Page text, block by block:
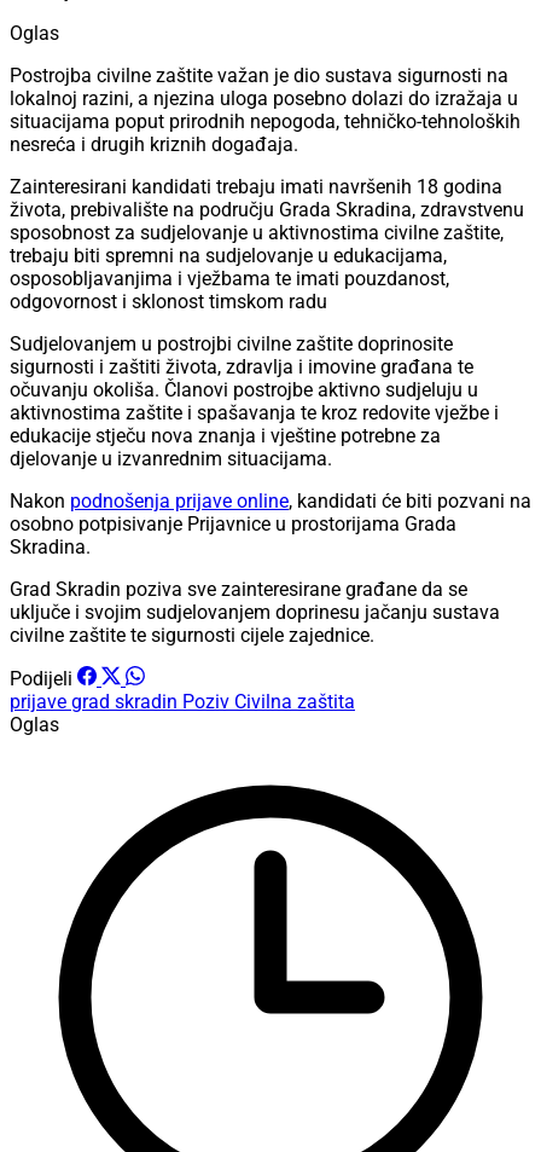
Oglas
Postrojba civilne zaštite važan je dio sustava sigurnosti na
lokalnoj razini, a njezina uloga posebno dolazi do izražaja u
situacijama poput prirodnih nepogoda, tehničko-tehnoloških
nesreća i drugih kriznih događaja.
Zainteresirani kandidati trebaju imati navršenih 18 godina
života, prebivalište na području Grada Skradina, zdravstvenu
sposobnost za sudjelovanje u aktivnostima civilne zaštite,
trebaju biti spremni na sudjelovanje u edukacijama,
osposobljavanjima i vježbama te imati pouzdanost,
odgovornost i sklonost timskom radu
Sudjelovanjem u postrojbi civilne zaštite doprinosite
sigurnosti i zaštiti života, zdravlja i imovine građana te
očuvanju okoliša. Članovi postrojbe aktivno sudjeluju u
aktivnostima zaštite i spašavanja te kroz redovite vježbe i
edukacije stječu nova znanja i vještine potrebne za
djelovanje u izvanrednim situacijama.
Nakon podnošenja prijave online, kandidati će biti pozvani na
osobno potpisivanje Prijavnice u prostorijama Grada
Skradina.
Grad Skradin poziva sve zainteresirane građane da se
uključe i svojim sudjelovanjem doprinesu jačanju sustava
civilne zaštite te sigurnosti cijele zajednice.
Podijeli
prijave grad skradin Poziv Civilna zaštita
Oglas